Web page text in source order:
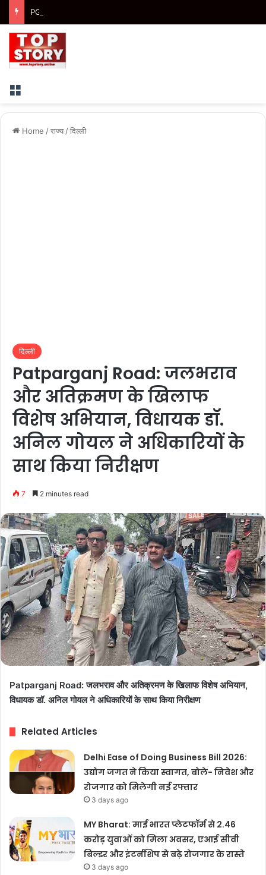
Menu
Home /राज्य /दिल्ली
दिल्ली
Patparganj Road: जलभराव
और अतिक्रमण के खिलाफ
विशेष अभियान, विधायक डॉ.
अनिल गोयल ने अधिकारियों के
साथ किया निरीक्षण
7 2 minutes read
Patparganj Road: जलभराव और अतिक्रमण के खिलाफ विशेष अभियान,
विधायक डॉ. अनिल गोयल ने अधिकारियों के साथ किया निरीक्षण
Related Articles
Delhi Ease of Doing Business Bill 2026:
उद्योग जगत ने किया स्वागत, बोले- निवेश और
रोजगार को मिलेगी नई रफ्तार
3 days ago
MY Bharat: माई भारत प्लेटफॉर्म से 2.46
करोड़ युवाओं को मिला अवसर, एआई सीवी
बिल्डर और इंटर्नशिप से बढ़े रोजगार के रास्ते
3 days ago